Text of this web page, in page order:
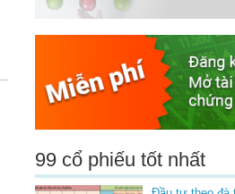
99 cổ phiếu tốt nhất